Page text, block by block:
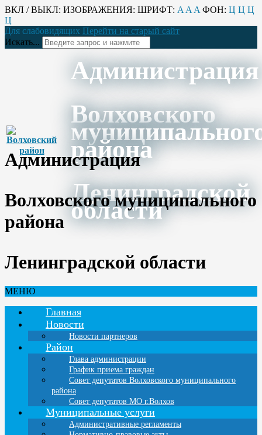
ВКЛ / ВЫКЛ: ИЗОБРАЖЕНИЯ: ШРИФТ: A A A ФОН: Ц Ц Ц
Ц
Для слабовидящих Перейти на старый сайт
Искать...
Администрация
Волховского
района
Ленинградской
области
Администрация
Волховского муниципального
района
Ленинградской области
МЕНЮ
Главная
Новости
Новости партнеров
Район
Глава администрации
График приема граждан
Совет депутатов Волховского муниципального
района
Совет депутатов МО г.Волхов
Муниципальные услуги
Административные регламенты